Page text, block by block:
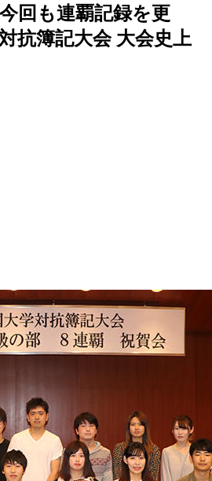
回も連覇記録を更
抗簿記大会 大会史上